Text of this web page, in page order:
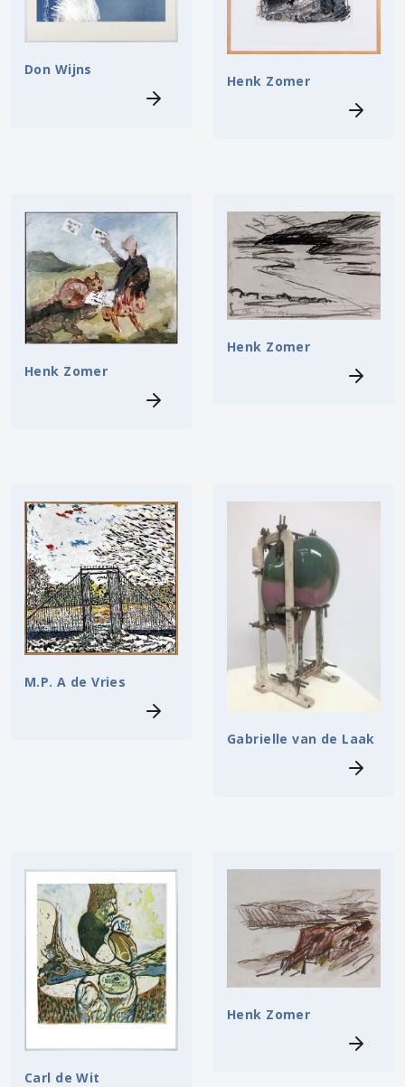
Don Wijns
Henk Zomer
Henk Zomer
Henk Zomer
M.P. A de Vries
Gabrielle van de Laak
Carl de Wit
Henk Zomer